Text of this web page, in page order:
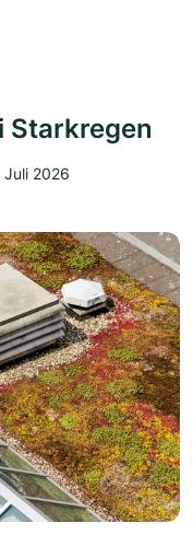
Starkregen
Juli 2026